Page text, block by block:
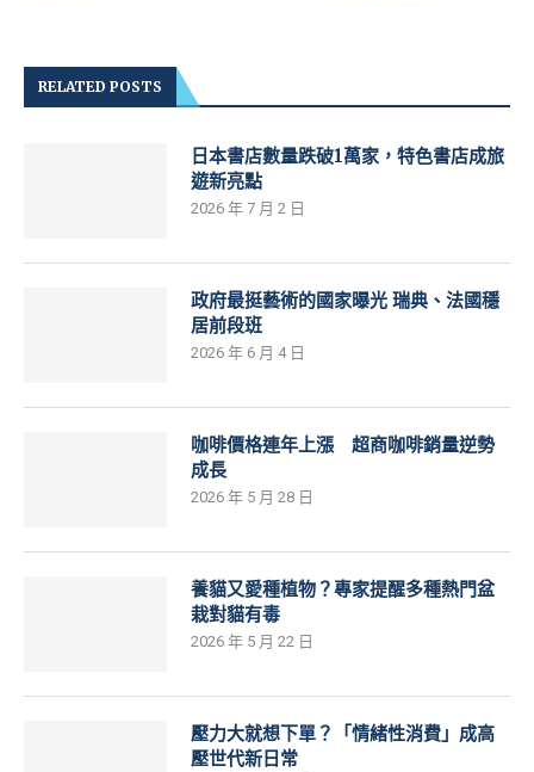
RELATED POSTS
日本書店數量跌破1萬家，特色書店成旅
遊新亮點
2026 年 7 月 2 日
政府最挺藝術的國家曝光 瑞典、法國穩
居前段班
2026 年 6 月 4 日
咖啡價格連年上漲 超商咖啡銷量逆勢
成長
2026 年 5 月 28 日
養貓又愛種植物？專家提醒多種熱門盆
栽對貓有毒
2026 年 5 月 22 日
壓力大就想下單？「情緒性消費」成高
壓世代新日常